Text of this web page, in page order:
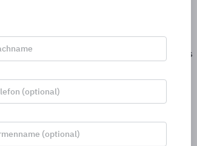
für Innen- und Außenbereiche,
Hubbühnen sowie die FlexStep als
Technikerinnen als auch mit regionalen
gehören die Beratung vor
(optional)
(optional)